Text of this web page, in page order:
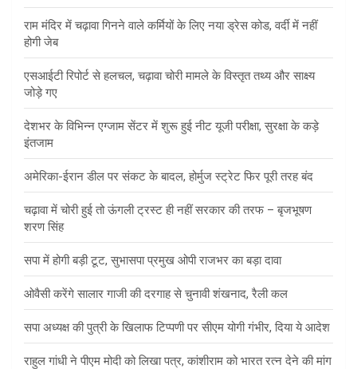
राम मंदिर में चढ़ावा गिनने वाले कर्मियों के लिए नया ड्रेस कोड, वर्दी में नहीं
होगी जेब
एसआईटी रिपोर्ट से हलचल, चढ़ावा चोरी मामले के विस्तृत तथ्य और साक्ष्य
जोड़े गए
देशभर के विभिन्न एग्जाम सेंटर में शुरू हुई नीट यूजी परीक्षा, सुरक्षा के कड़े
इंतजाम
अमेरिका-ईरान डील पर संकट के बादल, होर्मुज स्ट्रेट फिर पूरी तरह बंद
चढ़ावा में चोरी हुई तो ऊंगली ट्रस्ट ही नहीं सरकार की तरफ – बृजभूषण
शरण सिंह
सपा में होगी बड़ी टूट, सुभासपा प्रमुख ओपी राजभर का बड़ा दावा
ओवैसी करेंगे सालार गाजी की दरगाह से चुनावी शंखनाद, रैली कल
सपा अध्यक्ष की पुत्री के खिलाफ टिप्पणी पर सीएम योगी गंभीर, दिया ये आदेश
राहुल गांधी ने पीएम मोदी को लिखा पत्र, कांशीराम को भारत रत्न देने की मांग